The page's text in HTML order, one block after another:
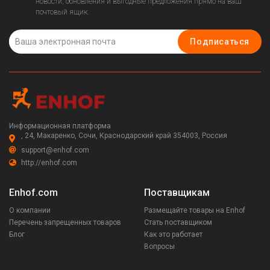
почтовый ящик.
Подписаться
Информационная платформа
, 24, Макаренко, Сочи, Краснодарский край 354003, Россия
support@enhof.com
http://enhof.com
Enhof.com
О компании
Перечень запрещенных товаров
Блог
Поставщикам
Размещайте товары на Enhof
Стать поставщиком
Как это работает
Вопросы